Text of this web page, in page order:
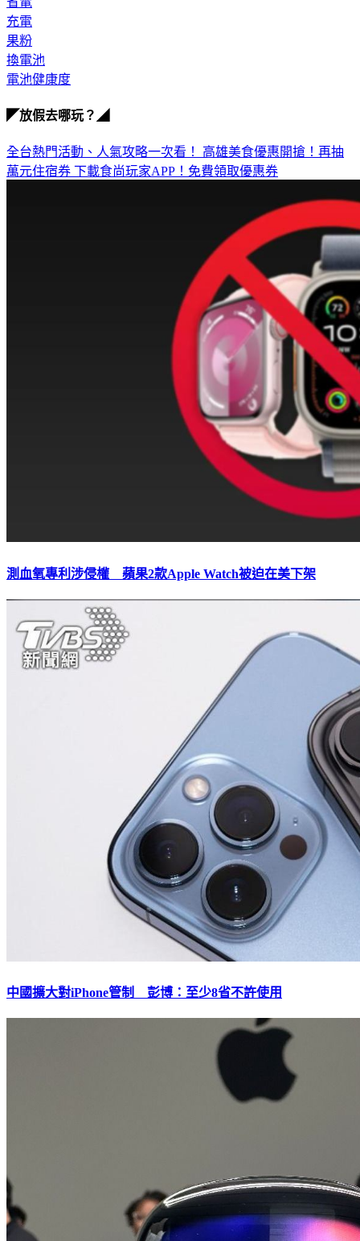
充電
果粉
換電池
電池健康度
◤放假去哪玩？◢
全台熱門活動、人氣攻略一次看！ 高雄美食優惠開搶！再抽
萬元住宿券 下載食尚玩家APP！免費領取優惠券
測血氧專利涉侵權 蘋果2款Apple Watch被迫在美下架
中國擴大對iPhone管制 彭博：至少8省不許使用